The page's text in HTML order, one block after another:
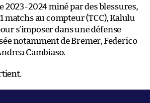
2023-2024 miné par des blessures,
matchs au compteur (TCC), Kalulu
s’imposer dans une défense
notamment de Bremer, Federico
Cambiaso.